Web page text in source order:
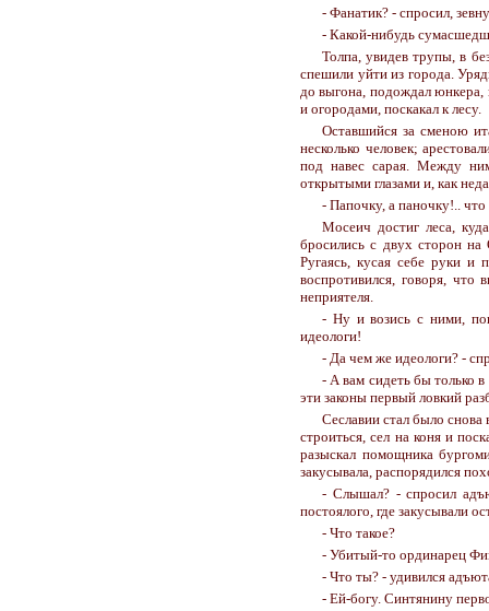
- Фанатик? - спросил,
- Какой-нибудь
Толпа, увидев трупы, в
спешили уйти из города.
до выгона, подождал юнкера,
и огородами, поскакал к лесу.
Оставшийся за сменою
несколько человек;
под навес сарая. Между
открытыми глазами и, как
- Папочку, а паночку!.. что
Мосеич достиг леса,
бросились с двух сторон
Ругаясь, кусая себе руки и
воспротивился, говоря, что
неприятеля.
- Ну и возись с ними,
идеологи!
- Да чем же идеологи? -
- А вам сидеть бы только в
эти законы первый ловкий
Сеславии стал было снова
строиться, сел на коня и
разыскал помощника
закусывала, распорядился
- Слышал? - спросил
постоялого, где закусывали
- Что такое?
- Убитый-то ординарец
- Что ты? - удивился
- Ей-богу. Синтянину